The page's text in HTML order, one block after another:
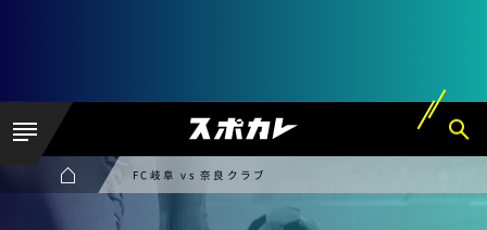
FC岐阜 vs 奈良クラブ